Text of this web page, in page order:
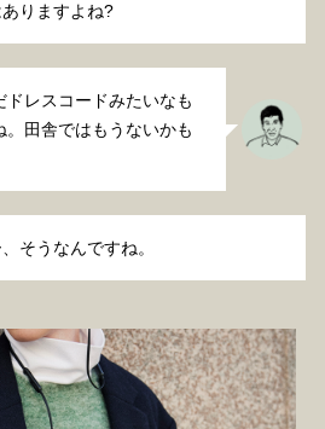
りますよね?
ドレスコードみたいなも
田舎ではもうないかも
そうなんですね。